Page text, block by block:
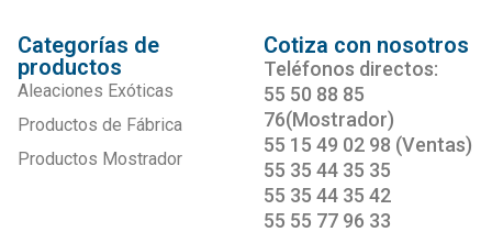
Categorías de
productos
Aleaciones Exóticas
Productos de Fábrica
Productos Mostrador
Cotiza con nosotros
Teléfonos directos:
55 50 88 85
76(Mostrador)
55 15 49 02 98 (Ventas)
55 35 44 35 35
55 35 44 35 42
55 55 77 96 33